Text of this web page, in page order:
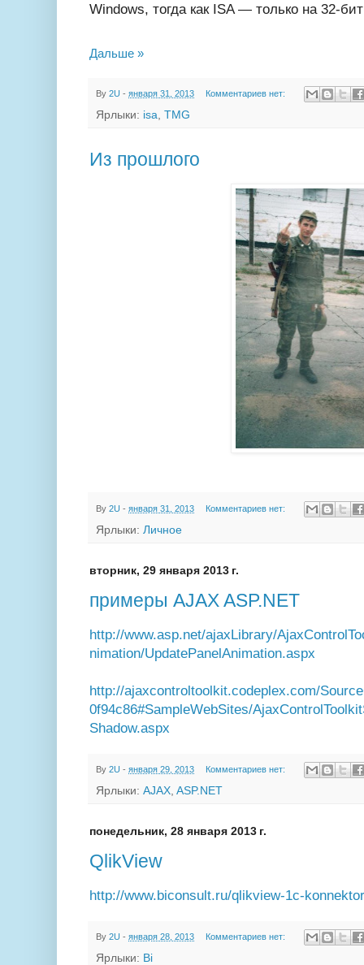
Windows, тогда как ISA — только на 32-
Дальше »
By 2U - января 31, 2013 Комментариев нет:
Ярлыки: isa, TMG
Из прошлого
By 2U - января 31, 2013 Комментариев нет:
Ярлыки: Личное
вторник, 29 января 2013 г.
примеры AJAX ASP.NET
http://www.asp.net/ajaxLibrary/
nimation/UpdatePanelAnimation.aspx
http://ajaxcontroltoolkit.codeplex.com/
0f94c86#SampleWebSites/
Shadow.aspx
By 2U - января 29, 2013 Комментариев нет:
Ярлыки: AJAX ASP.NET
понедельник, 28 января 2013 г.
QlikView
http://www.biconsult.ru/qlikview-1c-konnektor
By 2U - января 28, 2013 Комментариев нет:
Ярлыки: Bi